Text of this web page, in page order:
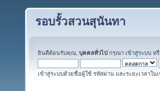
รอบรั้วสวนสุนันทา
ยินดีต้อนรับคุณ, บุคคลทั่วไป กรุณา เข้าสู่ระบบ ห
เข้าสู่ระบบด้วยชื่อผู้ใช้ รหัสผ่าน และระยะเวลาใน